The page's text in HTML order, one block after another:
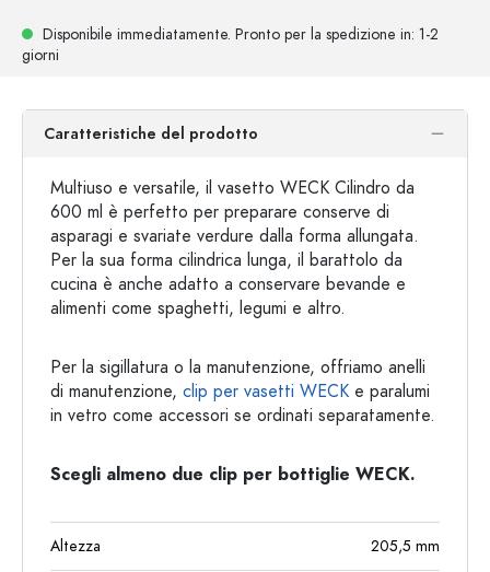
Disponibile immediatamente. Pronto per la spedizione in: 1-2
giorni
Caratteristiche del prodotto
Multiuso e versatile, il vasetto WECK Cilindro da
600 ml è perfetto per preparare conserve di
asparagi e svariate verdure dalla forma allungata.
Per la sua forma cilindrica lunga, il barattolo da
cucina è anche adatto a conservare bevande e
alimenti come spaghetti, legumi e altro.
Per la sigillatura o la manutenzione, offriamo anelli
di manutenzione, clip per vasetti WECK e paralumi
in vetro come accessori se ordinati separatamente.
Scegli almeno due clip per bottiglie WECK.
Altezza 205,5 mm